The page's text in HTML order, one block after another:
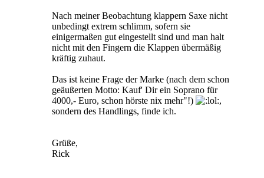
Nach meiner Beobachtung klappern Saxe nicht
unbedingt extrem schlimm, sofern sie
einigermaßen gut eingestellt sind und man halt
nicht mit den Fingern die Klappen übermäßig
kräftig zuhaut.
Das ist keine Frage der Marke (nach dem schon
geäußerten Motto: Kauf' Dir ein Soprano für
4000,- Euro, schon hörste nix mehr"!)
,
sondern des Handlings, finde ich.
Grüße,
Rick